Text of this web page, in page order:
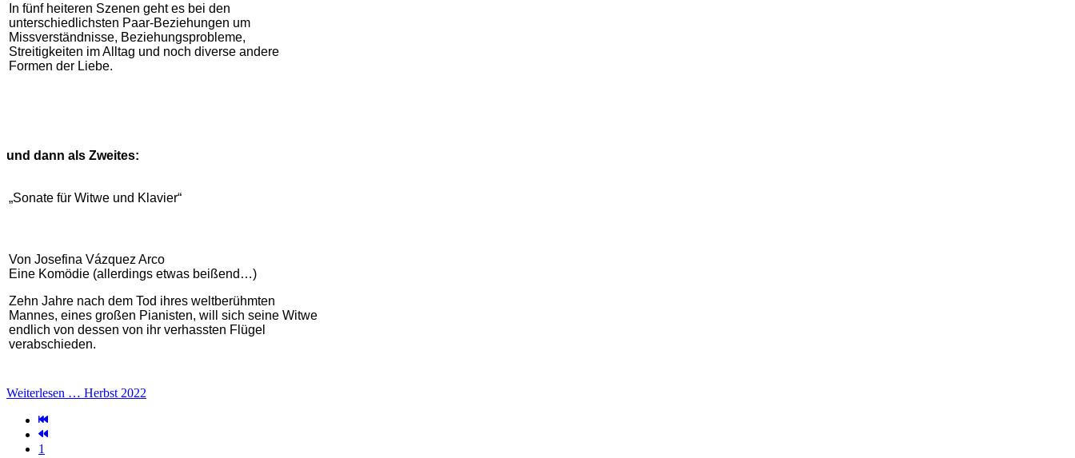
In fünf heiteren Szenen geht es bei den
unterschiedlichsten Paar-Beziehungen um
Missverständnisse, Beziehungsprobleme,
Streitigkeiten im Alltag und noch diverse andere
Formen der Liebe.
und dann als Zweites:
„Sonate für Witwe und Klavier“
Von Josefina Vázquez Arco
Eine Komödie (allerdings etwas beißend…)
Zehn Jahre nach dem Tod ihres weltberühmten
Mannes, eines großen Pianisten, will sich seine Witwe
endlich von dessen von ihr verhassten Flügel
verabschieden.
Weiterlesen … Herbst 2022
1